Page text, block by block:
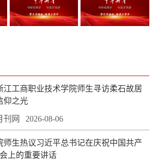
江工商职业技术学院师生寻访柔石故居
仰之光
刊网 2026-08-06
师生热议习近平总书记在庆祝中国共产
上的重要讲话